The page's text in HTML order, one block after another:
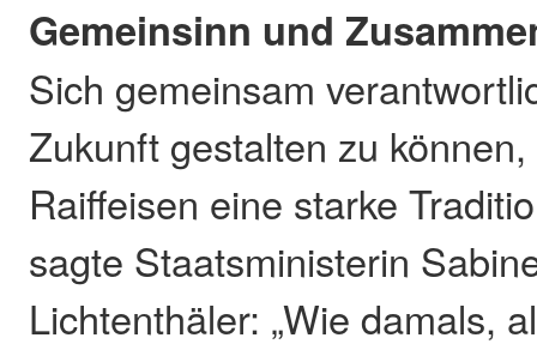
Gemeinsinn und
Sich gemeinsam
Zukunft gestalten zu
Raiffeisen eine starke
sagte Staatsministerin
Lichtenthäler: „Wie damals,